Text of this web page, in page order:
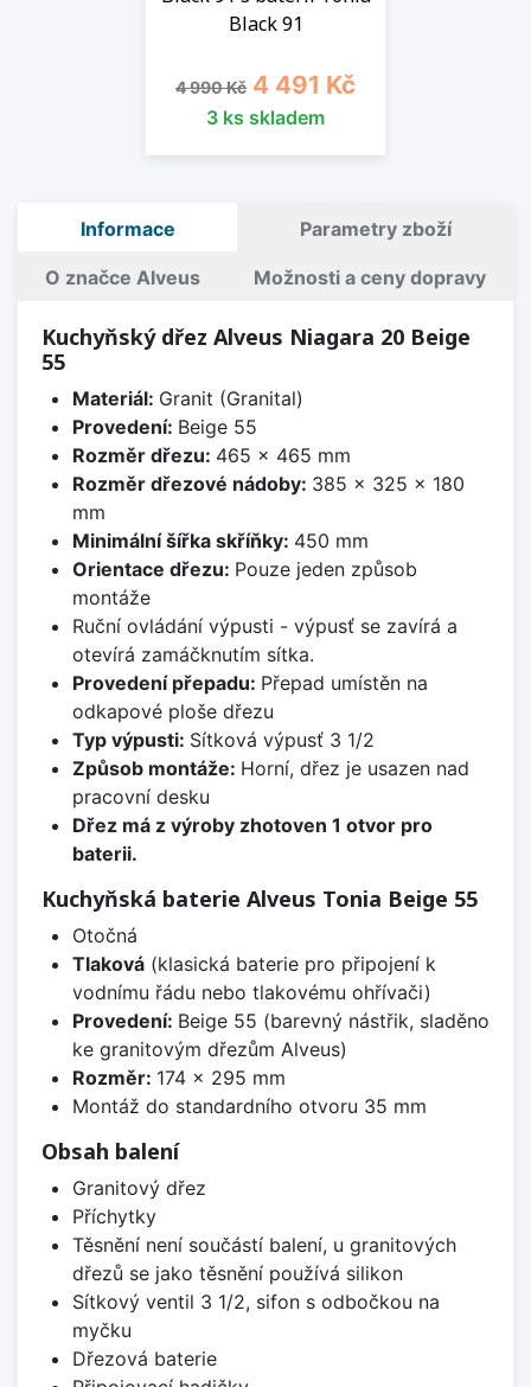
Black 91
Běžná cena
4 990 Kč Cena
4 491 Kč
3 ks skladem
Informace Parametry zboží
O značce Alveus Možnosti a ceny dopravy
Kuchyňský dřez Alveus Niagara 20 Beige
55
Materiál: Granit (Granital)
Provedení: Beige 55
Rozměr dřezu: 465 x 465 mm
Rozměr dřezové nádoby: 385 x 325 x 180
mm
Minimální šířka skříňky: 450 mm
Orientace dřezu: Pouze jeden způsob
montáže
Ruční ovládání výpusti - výpusť se zavírá a
otevírá zamáčknutím sítka.
Provedení přepadu: Přepad umístěn na
odkapové ploše dřezu
Typ výpusti: Sítková výpusť 3 1/2
Způsob montáže: Horní, dřez je usazen nad
pracovní desku
Dřez má z výroby zhotoven 1 otvor pro
baterii.
Kuchyňská baterie Alveus Tonia Beige 55
Otočná
Tlaková(klasická baterie pro připojení k
vodnímu řádu nebo tlakovému ohřívači)
Provedení: Beige 55 (barevný nástřik, sladěno
ke granitovým dřezům Alveus)
Rozměr: 174 x 295 mm
Montáž do standardního otvoru 35 mm
Obsah balení
Granitový dřez
Příchytky
Těsnění není součástí balení, u granitových
dřezů se jako těsnění používá silikon
Sítkový ventil 3 1/2, sifon s odbočkou na
myčku
Dřezová baterie